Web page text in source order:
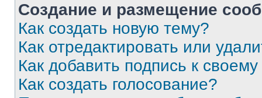
Создание и размещение
Как создать новую тему?
Как отредактировать или
Как добавить подпись к
Как создать голосование?